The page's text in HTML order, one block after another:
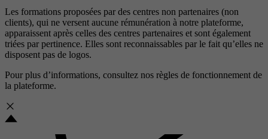
Les formations proposées par des centres non partenaires (non
clients), qui ne versent aucune rémunération à notre plateforme,
apparaissent après celles des centres partenaires et sont également
triées par pertinence. Elles sont reconnaissables par le fait qu’elles ne
disposent pas de logos.
Pour plus d’informations, consultez nos règles de fonctionnement de
la plateforme.